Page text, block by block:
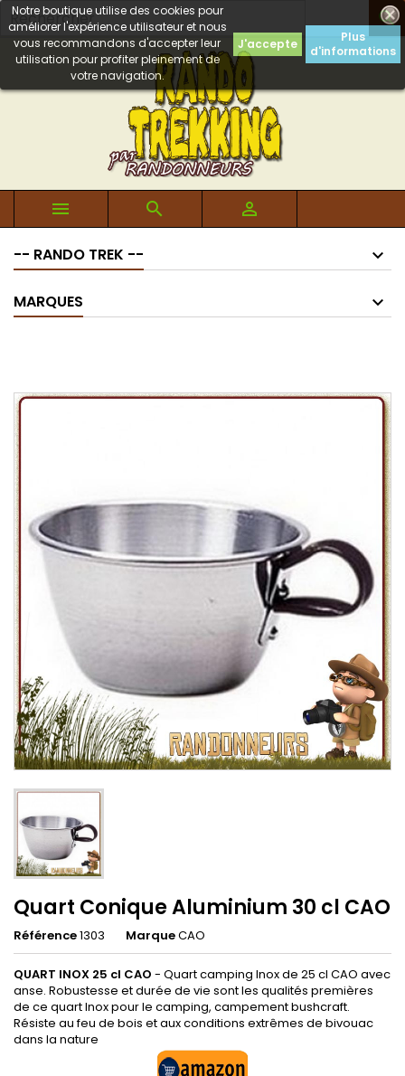

Notre boutique utilise des cookies pour
améliorer l'expérience utilisateur et nous
vous recommandons d'accepter leur
utilisation pour profiter pleinement de
votre navigation.
J'accepte
Plus
d'informations
  
-- RANDO TREK --
MARQUES
Quart Conique Aluminium 30 cl CAO
Référence1303 MarqueCAO
QUART INOX 25 cl CAO - Quart camping Inox de 25 cl CAO avec
anse. Robustesse et durée de vie sont les qualités premières
de ce quart Inox pour le camping, campement bushcraft.
Résiste au feu de bois et aux conditions extrêmes de bivouac
dans la nature